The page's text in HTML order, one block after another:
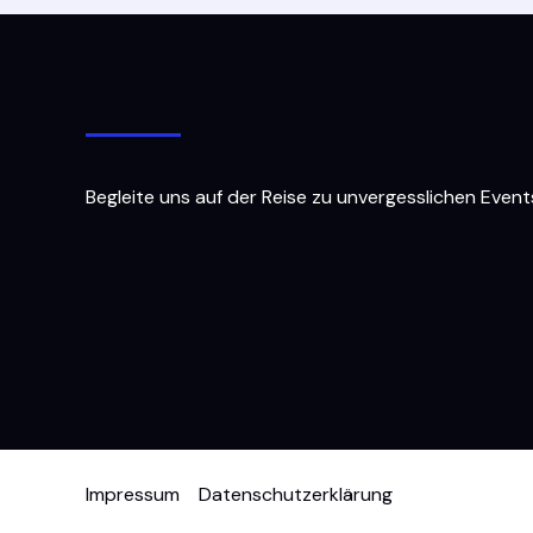
Begleite uns auf der Reise zu unvergesslichen
Impressum Datenschutzerklärung